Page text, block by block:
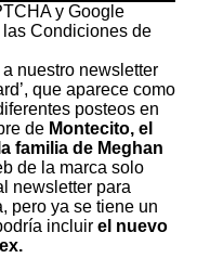
y Google
las Condiciones de
nuestro newsletter
que aparece como
posteos en
de Montecito, el
familia de Meghan
de la marca solo
newsletter para
pero ya se tiene un
incluir el nuevo